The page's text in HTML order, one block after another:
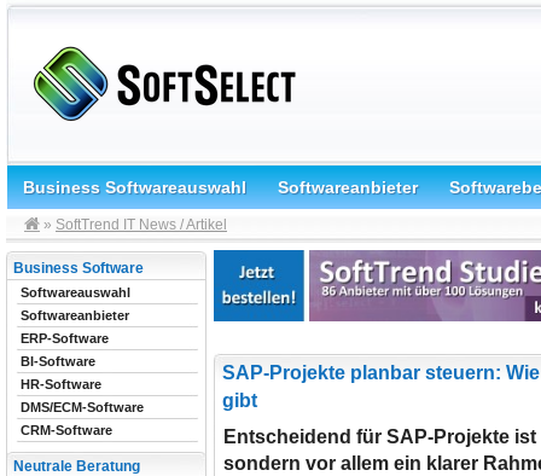
Business Softwareauswahl Softwareanbieter
» SoftTrend IT News / Artikel
SAP-Projekte planbar steuern:
gibt
Entscheidend für SAP-Projekte
sondern vor allem ein klarer
Business Software
Softwareauswahl
Softwareanbieter
ERP-Software
BI-Software
HR-Software
DMS/ECM-Software
CRM-Software
Neutrale Beratung